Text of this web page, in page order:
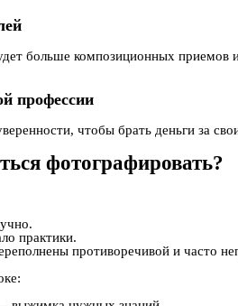
больше композиционных приемов
профессии
чтобы брать деньги за
фотографировать?
практики.
противоречивой и часто